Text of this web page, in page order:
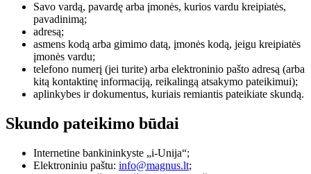
Savo vardą, pavardę arba įmonės, kurios vardu kreipiatės,
pavadinimą;
adresą;
asmens kodą arba gimimo datą, įmonės kodą, jeigu kreipiatės
įmonės vardu;
telefono numerį (jei turite) arba elektroninio pašto adresą (arba
kitą kontaktinę informaciją, reikalingą atsakymo pateikimui);
aplinkybes ir dokumentus, kuriais remiantis pateikiate skundą.
Skundo pateikimo būdai
Internetine bankininkyste „i-Unija“;
Elektroniniu paštu: info@magnus.lt;